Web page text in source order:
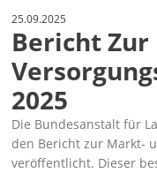
25.09.2025
Bericht
2025
Die Bundesanstalt für
den Bericht zur Markt-
veröffentlicht. Dieser